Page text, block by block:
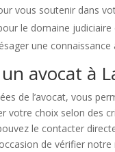
vous soutenir dans
le domaine
une
avocat à
de l’avocat, vous
choix selon des
le contacter
de vérifier